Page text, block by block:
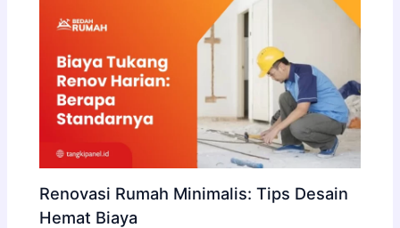
Renovasi Rumah Minimalis: Tips Desain
Hemat Biaya